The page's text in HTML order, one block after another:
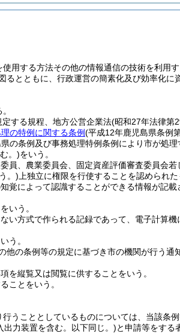
用する方法その他の情報通信の技術を利用
とともに、行政運営の簡素化及び効率化に
する規程、地方公営企業法(昭和27年法律第
の特例に関する条例(平成12年鹿児島県条例
の条例及び事務処理特例条例により市が処
。)をいう。
、農業委員会、固定資産評価審査委員会若
。) 上独立に権限を行使することを認められた
によって認識することができる情報が記載
いう。
方式で作られる記録であって、電子計算機
う。
他の条例等の規定に基づき市の機関が行う通
縦覧又は閲覧に供することをいう。
ことをいう。
うこととしているものについては、当該条
出力装置を含む。以下同じ。)と申請等をする